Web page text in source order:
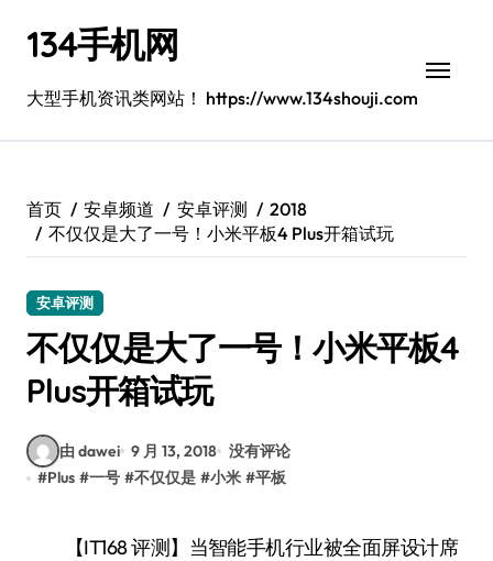
134手机网
大型手机资讯类网站！ https://www.134shouji.com
首页 安卓频道 安卓评测
2018
不仅仅是大了一号！小米平板4 Plus开箱试玩
安卓评测
不仅仅是大了一号！小米平板4
Plus开箱试玩
由 dawei 9 月 13, 2018 没有评论
#Plus #一号 #不仅仅是 #小米 #平板
【IT168 评测】当智能手机行业被全面屏设计席